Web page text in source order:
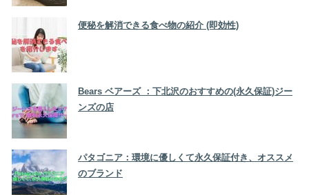
便秘を解消できる食べ物の紹介 (即効性)
Bears ベアーズ ：下北沢のおすすめの(永久保証)ジー
ンズの店
パタゴニア：環境に優しくて永久保証付き、オススメ
のブランド